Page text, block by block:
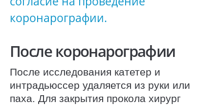
коронарографии.
После коронарографии
После исследования катетер и
интрадьюссер удаляется из руки или
паха. Для закрытия прокола хирург